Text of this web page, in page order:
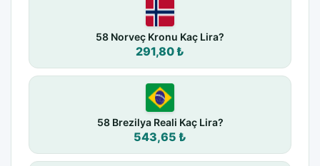
58 Norveç Kronu Kaç Lira?
291,80 ₺
58 Brezilya Reali Kaç Lira?
543,65 ₺